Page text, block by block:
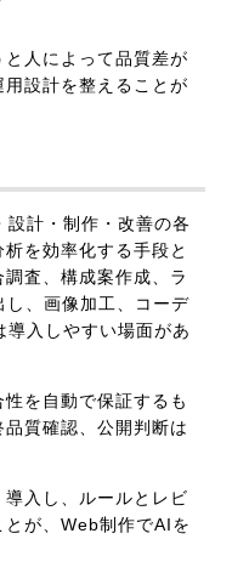
人によって品質差が
設計を整えることが
計・制作・改善の各
を効率化する手段と
査、構成案作成、ラ
し、画像加工、コーデ
導入しやすい場面があ
を自動で保証するも
質確認、公開判断は
入し、ルールとレビ
とが、Web制作でAIを